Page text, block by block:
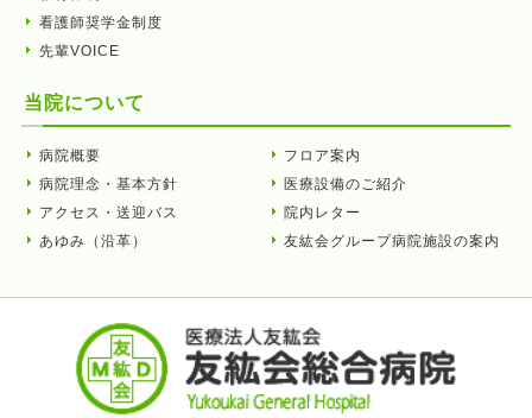
看護師奨学金制度
先輩VOICE
当院について
病院概要
病院理念・基本方針
アクセス・送迎バス
あゆみ（沿革）
フロア案内
医療設備のご紹介
院内レター
友紘会グループ病院施設の案内